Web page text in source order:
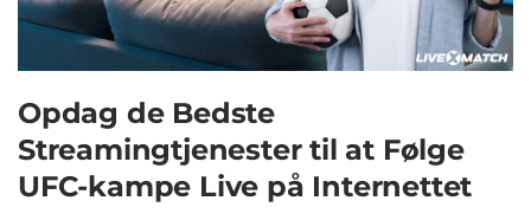
Opdag de Bedste
Streamingtjenester til at Følge
UFC-kampe Live på Internettet